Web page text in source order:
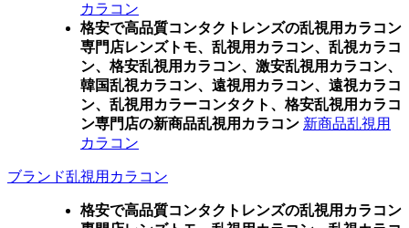
カラコン
格安で高品質コンタクトレンズの乱視用カラコン
専門店レンズトモ、乱視用カラコン、乱視カラコ
ン、格安乱視用カラコン、激安乱視用カラコン、
韓国乱視カラコン、遠視用カラコン、遠視カラコ
ン、乱視用カラーコンタクト、格安乱視用カラコ
ン専門店の新商品乱視用カラコン 新商品乱視用
カラコン
ブランド乱視用カラコン
格安で高品質コンタクトレンズの乱視用カラコン